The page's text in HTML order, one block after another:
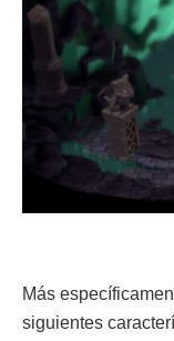
Más
siguientes